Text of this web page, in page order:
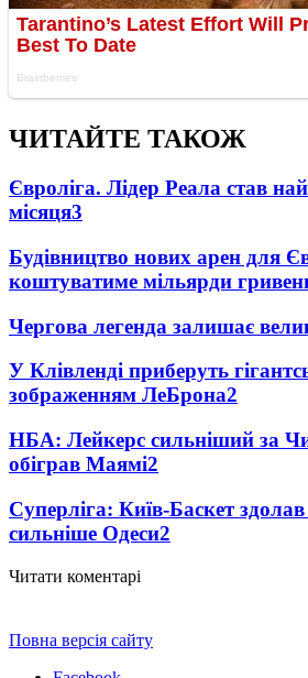
ЧИТАЙТЕ ТАКОЖ
Євроліга. Лідер Реала став
місяця3
Будівництво нових арен для
коштуватиме мільярди
Чергова легенда залишає
У Клівленді приберуть
зображенням ЛеБрона2
НБА: Лейкерс сильніший за
обіграв Маямі2
Суперліга: Київ-Баскет
сильніше Одеси2
Читати коментарі
Повна версія сайту